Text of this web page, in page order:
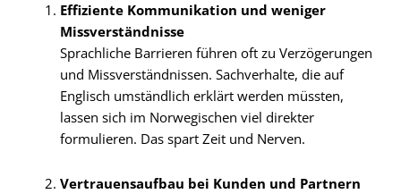
Effiziente Kommunikation und weniger
Missverständnisse
Sprachliche Barrieren führen oft zu Verzögerungen
und Missverständnissen. Sachverhalte, die auf
Englisch umständlich erklärt werden müssten,
lassen sich im Norwegischen viel direkter
formulieren. Das spart Zeit und Nerven.
Vertrauensaufbau bei Kunden und Partnern